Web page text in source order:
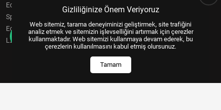
Eclipse
Grandis
Space Star
Eclipse Cross
OUTLANDER
L200
Pajero
Gizliliğinize Önem Veriyoruz
Web sitemiz, tarama deneyiminizi geliştirmek, site trafiğini
analiz etmek ve sitemizin işlevselliğini artırmak için çerezler
kullanmaktadır. Web sitemizi kullanmaya devam ederek, bu
çerezlerin kullanılmasını kabul etmiş olursunuz.
Tamam